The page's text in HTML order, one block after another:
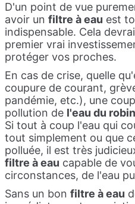
D'un point de vue
avoir un filtre à eau est
indispensable. Cela
premier vrai
protéger vos proches.
En cas de crise, quelle
coupure de courant,
pandémie, etc.), une
pollution de l'eau du
Si tout à coup l'eau qui
tout simplement ou que
polluée, il est très
filtre à eau capable de
circonstances, de l'eau
Sans un bon filtre à eau